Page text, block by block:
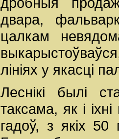
двара,
цалкам
лініях у якасці
Леснікі былі
таксама, як і
гадоў, з якіх